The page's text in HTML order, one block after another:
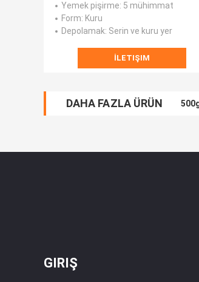
Yemek pişirme: 5 mühimmat
Form: Kuru
Depolamak: Serin ve kuru yer
İLETIŞIM
DAHA FAZLA ÜRÜN
GIRIŞ